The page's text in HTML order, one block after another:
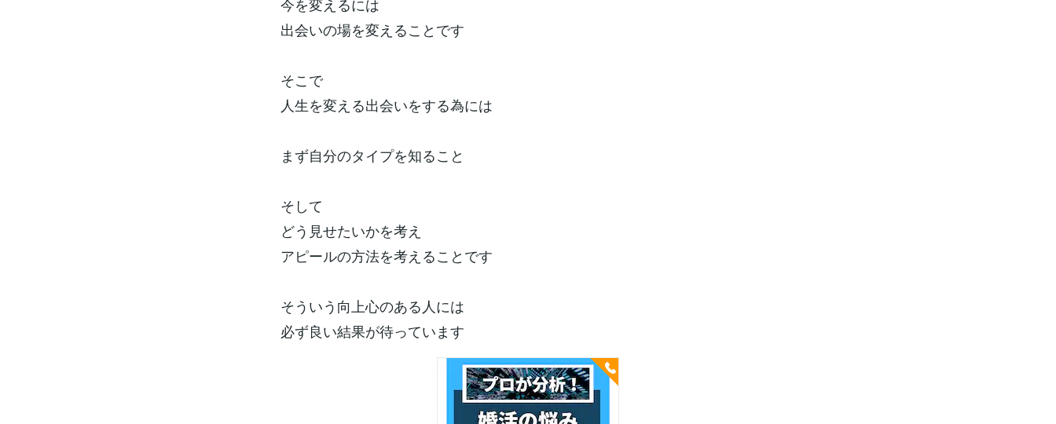
出会いの場を変えることです
そこで
人生を変える出会いをする為には
まず自分のタイプを知ること
そして
どう見せたいかを考え
アピールの方法を考えることです
そういう向上心のある人には
必ず良い結果が待っています